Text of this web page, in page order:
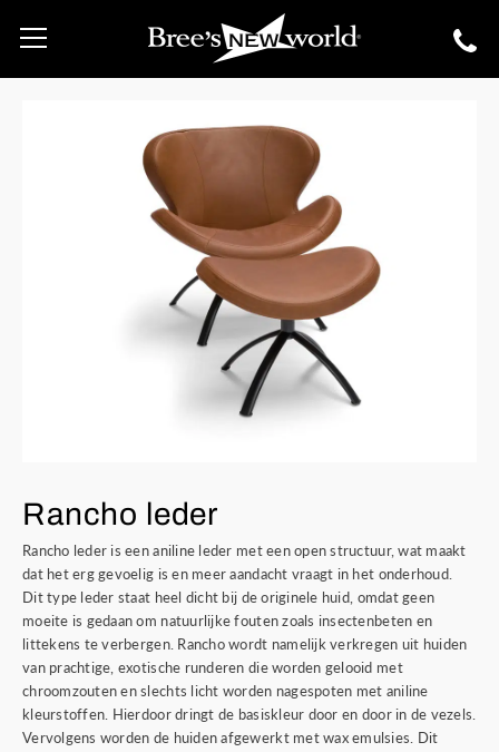
Rancho leder
Rancho leder is een aniline leder met een open structuur, wat maakt
dat het erg gevoelig is en meer aandacht vraagt in het onderhoud.
Dit type leder staat heel dicht bij de originele huid, omdat geen
moeite is gedaan om natuurlijke fouten zoals insectenbeten en
littekens te verbergen. Rancho wordt namelijk verkregen uit huiden
van prachtige, exotische runderen die worden gelooid met
chroomzouten en slechts licht worden nagespoten met aniline
kleurstoffen. Hierdoor dringt de basiskleur door en door in de vezels.
Vervolgens worden de huiden afgewerkt met wax emulsies. Dit